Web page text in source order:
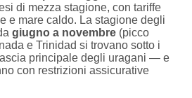
di mezza stagione, con tariffe
e mare caldo. La stagione degli
giugno a novembre (picco
e Trinidad si trovano sotto i
principale degli uragani — e
con restrizioni assicurative